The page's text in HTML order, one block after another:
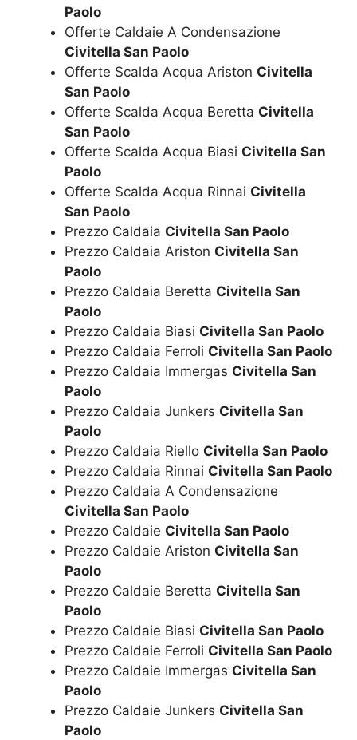
Paolo
Offerte Caldaie A Condensazione
Civitella San Paolo
Offerte Scalda Acqua Ariston Civitella
San Paolo
Offerte Scalda Acqua Beretta Civitella
San Paolo
Offerte Scalda Acqua Biasi Civitella San
Paolo
Offerte Scalda Acqua Rinnai Civitella
San Paolo
Prezzo Caldaia Civitella San Paolo
Prezzo Caldaia Ariston Civitella San
Paolo
Prezzo Caldaia Beretta Civitella San
Paolo
Prezzo Caldaia Biasi Civitella San Paolo
Prezzo Caldaia Ferroli Civitella San Paolo
Prezzo Caldaia Immergas Civitella San
Paolo
Prezzo Caldaia Junkers Civitella San
Paolo
Prezzo Caldaia Riello Civitella San Paolo
Prezzo Caldaia Rinnai Civitella San Paolo
Prezzo Caldaia A Condensazione
Civitella San Paolo
Prezzo Caldaie Civitella San Paolo
Prezzo Caldaie Ariston Civitella San
Paolo
Prezzo Caldaie Beretta Civitella San
Paolo
Prezzo Caldaie Biasi Civitella San Paolo
Prezzo Caldaie Ferroli Civitella San Paolo
Prezzo Caldaie Immergas Civitella San
Paolo
Prezzo Caldaie Junkers Civitella San
Paolo